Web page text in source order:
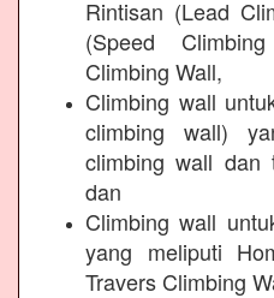
Rintisan (Lead
(Speed
Climbing Wall,
Climbing wall
climbing wall)
climbing wall dan
dan
Climbing wall
yang meliputi
Travers Climbing